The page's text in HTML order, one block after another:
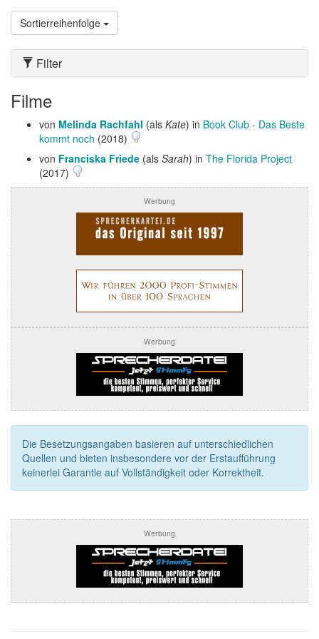
Sortierreihenfolge
Filter
Filme
von Melinda Rachfahl (als Kate) in Book Club - Das Beste
kommt noch (2018)
von Franciska Friede (als Sarah) in The Florida Project
(2017)
Werbung
Werbung
Die Besetzungsangaben basieren auf unterschiedlichen
Quellen und bieten insbesondere vor der Erstaufführung
keinerlei Garantie auf Vollständigkeit oder Korrektheit.
Werbung